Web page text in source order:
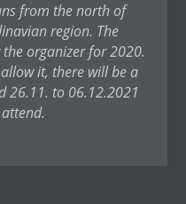
from the north of
region. The
organizer for 2020.
it, there will be a
26.11. to 06.12.2021